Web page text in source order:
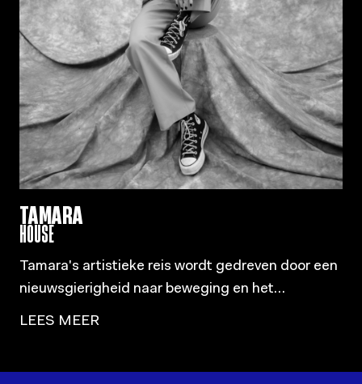
TAMARA
HOUSE
Tamara's artistieke reis wordt gedreven door een
nieuwsgierigheid naar beweging en het
aanpassingsvermogen van het lichaam, wat haar
LEES MEER